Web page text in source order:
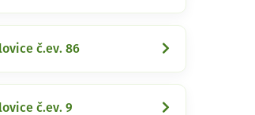
č.ev. 86
č.ev. 9